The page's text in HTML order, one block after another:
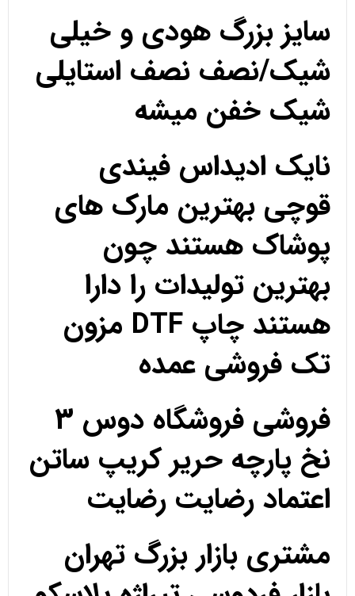
سایز بزرگ هودی و خیلی
شیک/نصف نصف استایلی
شیک خفن میشه
نایک ادیداس فیندی
قوچی بهترین مارک های
پوشاک هستند چون
بهترین تولیدات را دارا
هستند چاپ DTF مزون
تک فروشی عمده
فروشی فروشگاه دوس 3
نخ پارچه حریر کریپ ساتن
اعتماد رضایت رضایت
مشتری بازار بزرگ تهران